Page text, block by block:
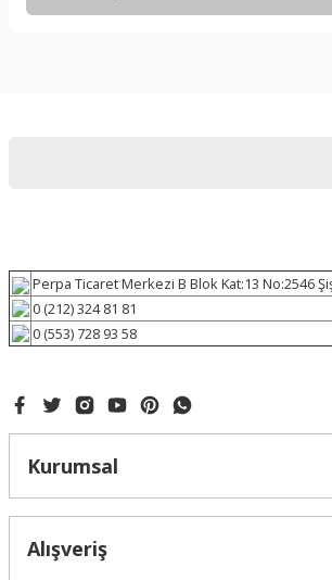
Perpa Ticaret Merkezi B Blok Kat:13 No:2546
0 (212) 324 81 81
0 (553) 728 93 58
Kurumsal
Alışveriş